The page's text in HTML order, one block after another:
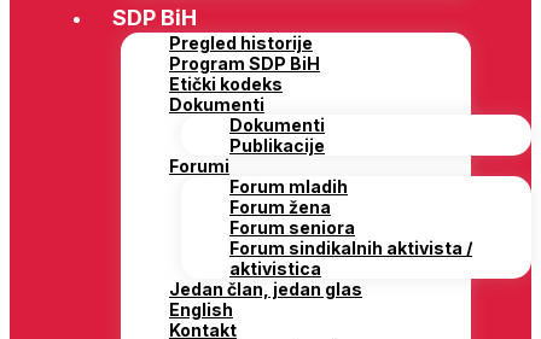
SDP BiH
Pregled historije
Program SDP BiH
Etički kodeks
Dokumenti
Dokumenti
Publikacije
Forumi
Forum mladih
Forum žena
Forum seniora
Forum sindikalnih aktivista /
aktivistica
Jedan član, jedan glas
English
Kontakt